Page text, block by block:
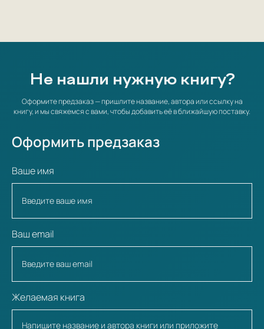
Не нашли нужную книгу?
Оформите предзаказ — пришлите название, автора или ссылку на
книгу, и мы свяжемся с вами, чтобы добавить её в ближайшую поставку.
Оформить предзаказ
Ваше имя
Ваш email
Желаемая книга